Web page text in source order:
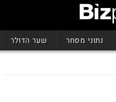
נתוני מסחר שער הדולר